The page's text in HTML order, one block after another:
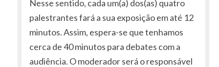
Nesse sentido, cada um(a) dos(as) quatro
palestrantes fará a sua exposição em até 12
minutos. Assim, espera-se que tenhamos
cerca de 40 minutos para debates com a
audiência. O moderador será o responsável